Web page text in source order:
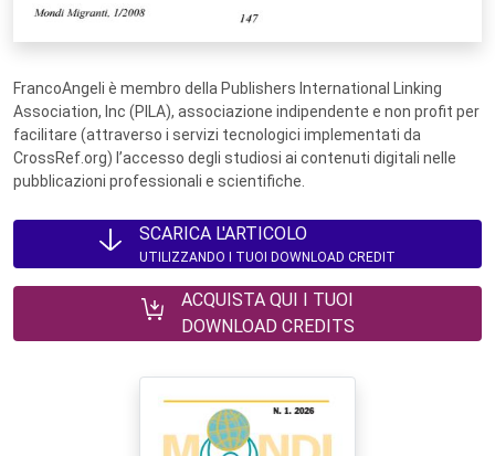
FrancoAngeli è membro della Publishers International Linking
Association, Inc (PILA), associazione indipendente e non profit per
facilitare (attraverso i servizi tecnologici implementati da
CrossRef.org) l’accesso degli studiosi ai contenuti digitali nelle
pubblicazioni professionali e scientifiche.
SCARICA L'ARTICOLO
UTILIZZANDO I TUOI DOWNLOAD CREDIT
ACQUISTA QUI I TUOI
DOWNLOAD CREDITS